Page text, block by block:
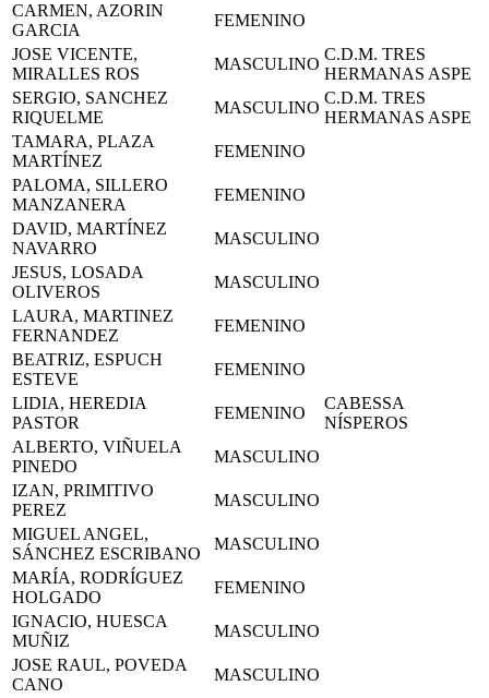
CARMEN, AZORIN
GARCIA
FEMENINO
JOSE VICENTE,
MIRALLES ROS
MASCULINO
C.D.M. TRES
HERMANAS ASPE
SERGIO, SANCHEZ
RIQUELME
MASCULINO
C.D.M. TRES
HERMANAS ASPE
TAMARA, PLAZA
MARTÍNEZ
FEMENINO
PALOMA, SILLERO
MANZANERA
FEMENINO
DAVID, MARTÍNEZ
NAVARRO
MASCULINO
JESUS, LOSADA
OLIVEROS
MASCULINO
LAURA, MARTINEZ
FERNANDEZ
FEMENINO
BEATRIZ, ESPUCH
ESTEVE
FEMENINO
LIDIA, HEREDIA
PASTOR
FEMENINO
CABESSA
NÍSPEROS
ALBERTO, VIÑUELA
PINEDO
MASCULINO
IZAN, PRIMITIVO
PEREZ
MASCULINO
MIGUEL ANGEL,
SÁNCHEZ ESCRIBANO
MASCULINO
MARÍA, RODRÍGUEZ
HOLGADO
FEMENINO
IGNACIO, HUESCA
MUÑIZ
MASCULINO
JOSE RAUL, POVEDA
CANO
MASCULINO